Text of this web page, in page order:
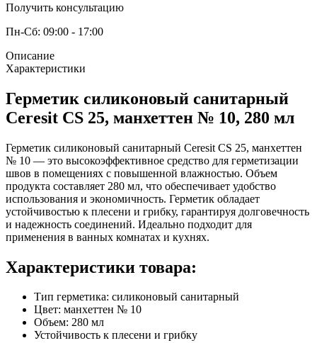
Получить консультацию
Пн-Сб: 09:00 - 17:00
Описание
Характеристики
Герметик силиконовый санитарный
Ceresit CS 25, манхеттен № 10, 280 мл
Герметик силиконовый санитарный Ceresit CS 25, манхеттен
№ 10 — это высокоэффективное средство для герметизации
швов в помещениях с повышенной влажностью. Объем
продукта составляет 280 мл, что обеспечивает удобство
использования и экономичность. Герметик обладает
устойчивостью к плесени и грибку, гарантируя долговечность
и надежность соединений. Идеально подходит для
применения в ванных комнатах и кухнях.
Характеристики товара:
Тип герметика: силиконовый санитарный
Цвет: манхеттен № 10
Объем: 280 мл
Устойчивость к плесени и грибку